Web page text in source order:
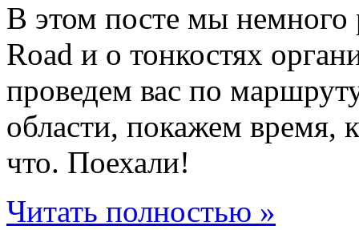
В этом посте мы
Road и о тонкостях
проведем вас по
области, покажем время,
что. Поехали!
Читать полностью »